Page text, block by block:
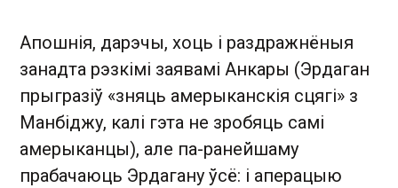
Апошнія, дарэчы, хоць і раздражнёныя
занадта рэзкімі заявамі Анкары (Эрдаган
прыгразіў «зняць амерыканскія сцягі» з
Манбіджу, калі гэта не зробяць самі
амерыканцы), але па-ранейшаму
прабачаюць Эрдагану ўсё: і аперацыю